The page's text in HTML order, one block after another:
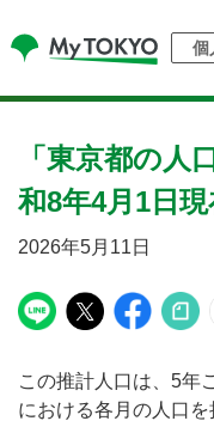
個
「東京都の人
和8年4月1日現
2026年5月11日
この推計人口は、5年
における各月の人口